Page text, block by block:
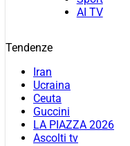
AI TV
Tendenze
Iran
Ucraina
Ceuta
Guccini
LA PIAZZA 2026
Ascolti tv